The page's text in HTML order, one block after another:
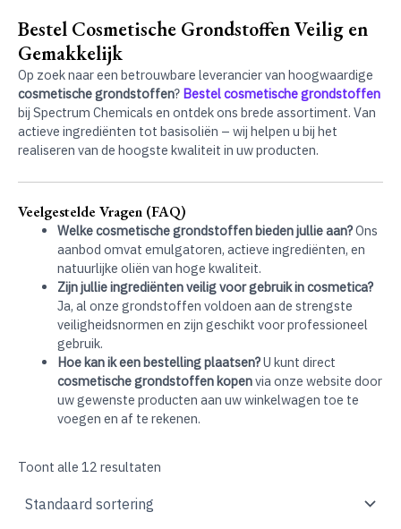
Bestel Cosmetische Grondstoffen Veilig en
Gemakkelijk
Op zoek naar een betrouwbare leverancier van hoogwaardige
cosmetische grondstoffen? Bestel cosmetische grondstoffen
bij Spectrum Chemicals en ontdek ons brede assortiment. Van
actieve ingrediënten tot basisoliën – wij helpen u bij het
realiseren van de hoogste kwaliteit in uw producten.
Veelgestelde Vragen (FAQ)
Welke cosmetische grondstoffen bieden jullie aan?Ons
aanbod omvat emulgatoren, actieve ingrediënten, en
natuurlijke oliën van hoge kwaliteit.
Zijn jullie ingrediënten veilig voor gebruik in cosmetica?
Ja, al onze grondstoffen voldoen aan de strengste
veiligheidsnormen en zijn geschikt voor professioneel
gebruik.
Hoe kan ik een bestelling plaatsen?U kunt direct
cosmetische grondstoffen kopenvia onze website door
uw gewenste producten aan uw winkelwagen toe te
voegen en af te rekenen.
Toont alle 12 resultaten